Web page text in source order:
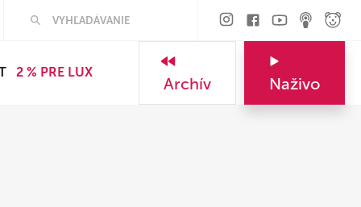
2 % PRE LUX
Archív Naživo